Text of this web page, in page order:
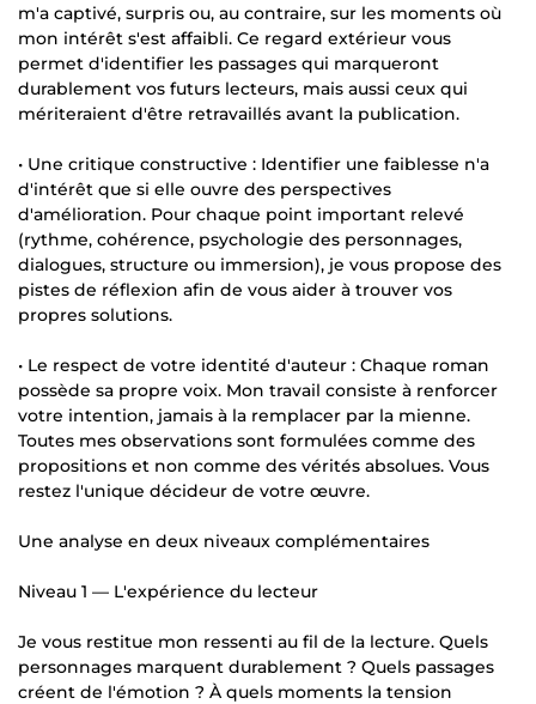
m'a captivé, surpris ou, au contraire, sur les moments où
mon intérêt s'est affaibli. Ce regard extérieur vous
permet d'identifier les passages qui marqueront
durablement vos futurs lecteurs, mais aussi ceux qui
mériteraient d'être retravaillés avant la publication.
• Une critique constructive : Identifier une faiblesse n'a
d'intérêt que si elle ouvre des perspectives
d'amélioration. Pour chaque point important relevé
(rythme, cohérence, psychologie des personnages,
dialogues, structure ou immersion), je vous propose des
pistes de réflexion afin de vous aider à trouver vos
propres solutions.
• Le respect de votre identité d'auteur : Chaque roman
possède sa propre voix. Mon travail consiste à renforcer
votre intention, jamais à la remplacer par la mienne.
Toutes mes observations sont formulées comme des
propositions et non comme des vérités absolues. Vous
restez l'unique décideur de votre œuvre.
Une analyse en deux niveaux complémentaires
Niveau 1 — L'expérience du lecteur
Je vous restitue mon ressenti au fil de la lecture. Quels
personnages marquent durablement ? Quels passages
créent de l'émotion ? À quels moments la tension